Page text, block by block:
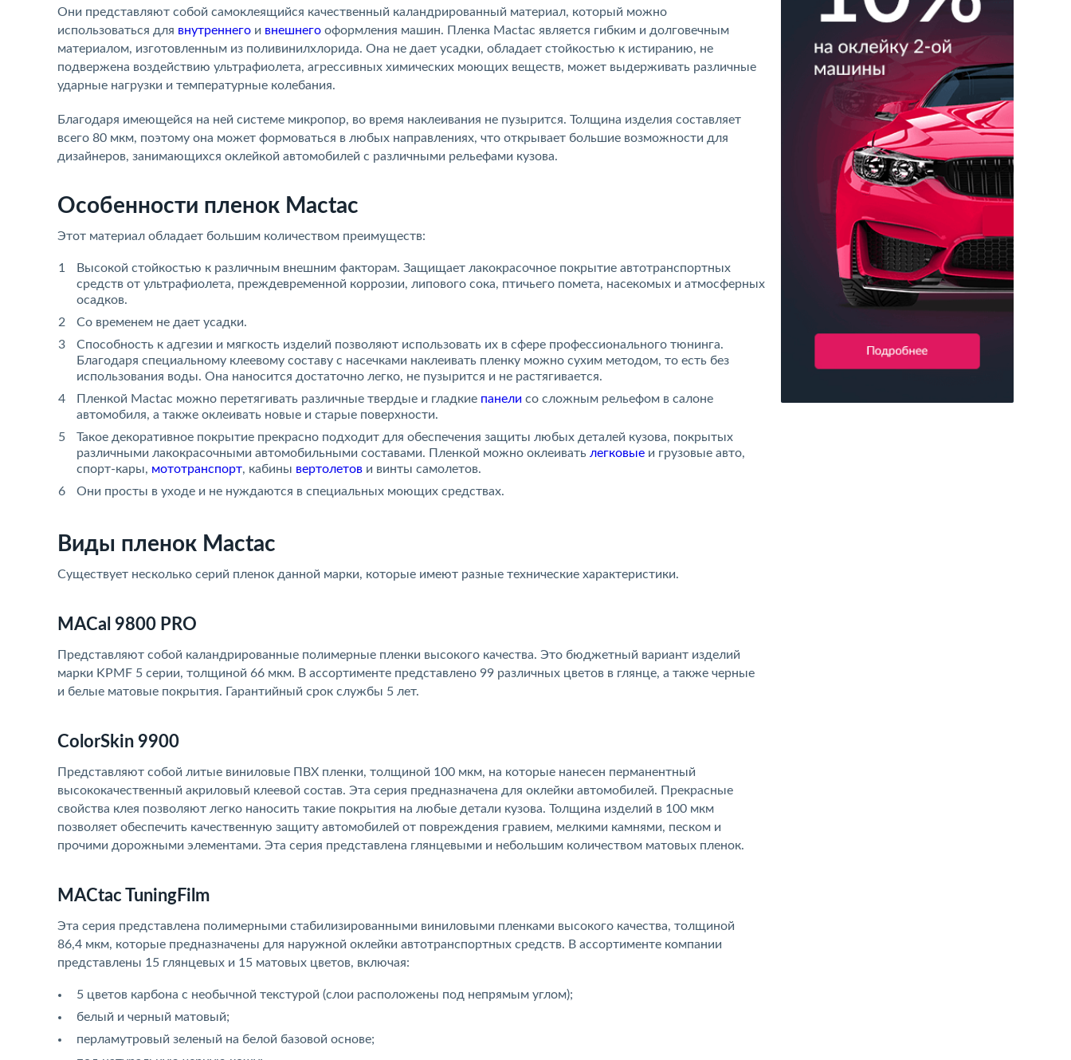
Они представляют собой самоклеящийся качественный каландрированный материал, который можно
использоваться для внутреннего и внешнего оформления машин. Пленка Mactac является гибким и долговечным
материалом, изготовленным из поливинилхлорида. Она не дает усадки, обладает стойкостью к истиранию, не
подвержена воздействию ультрафиолета, агрессивных химических моющих веществ, может выдерживать различные
ударные нагрузки и температурные колебания.
Благодаря имеющейся на ней системе микропор, во время наклеивания не пузырится. Толщина изделия составляет
всего 80 мкм, поэтому она может формоваться в любых направлениях, что открывает большие возможности для
дизайнеров, занимающихся оклейкой автомобилей с различными рельефами кузова.
Особенности пленок Mactac
Этот материал обладает большим количеством преимуществ:
Высокой стойкостью к различным внешним факторам. Защищает лакокрасочное покрытие автотранспортных
средств от ультрафиолета, преждевременной коррозии, липового сока, птичьего помета, насекомых и атмосферных
осадков.
Со временем не дает усадки.
Способность к адгезии и мягкость изделий позволяют использовать их в сфере профессионального тюнинга.
Благодаря специальному клеевому составу с насечками наклеивать пленку можно сухим методом, то есть без
использования воды. Она наносится достаточно легко, не пузырится и не растягивается.
Пленкой Mactac можно перетягивать различные твердые и гладкие панели со сложным рельефом в салоне
автомобиля, а также оклеивать новые и старые поверхности.
Такое декоративное покрытие прекрасно подходит для обеспечения защиты любых деталей кузова, покрытых
различными лакокрасочными автомобильными составами. Пленкой можно оклеивать легковые и грузовые авто,
спорт-кары, мототранспорт, кабины вертолетов и винты самолетов.
Они просты в уходе и не нуждаются в специальных моющих средствах.
Виды пленок Mactac
Существует несколько серий пленок данной марки, которые имеют разные технические характеристики.
MACal 9800 PRO
Представляют собой каландрированные полимерные пленки высокого качества. Это бюджетный вариант изделий
марки KPMF 5 серии, толщиной 66 мкм. В ассортименте представлено 99 различных цветов в глянце, а также черные
и белые матовые покрытия. Гарантийный срок службы 5 лет.
ColorSkin 9900
Представляют собой литые виниловые ПВХ пленки, толщиной 100 мкм, на которые нанесен перманентный
высококачественный акриловый клеевой состав. Эта серия предназначена для оклейки автомобилей. Прекрасные
свойства клея позволяют легко наносить такие покрытия на любые детали кузова. Толщина изделий в 100 мкм
позволяет обеспечить качественную защиту автомобилей от повреждения гравием, мелкими камнями, песком и
прочими дорожными элементами. Эта серия представлена глянцевыми и небольшим количеством матовых пленок.
MACtac TuningFilm
Эта серия представлена полимерными стабилизированными виниловыми пленками высокого качества, толщиной
86,4 мкм, которые предназначены для наружной оклейки автотранспортных средств. В ассортименте компании
представлены 15 глянцевых и 15 матовых цветов, включая:
5 цветов карбона с необычной текстурой (слои расположены под непрямым углом);
белый и черный матовый;
перламутровый зеленый на белой базовой основе;